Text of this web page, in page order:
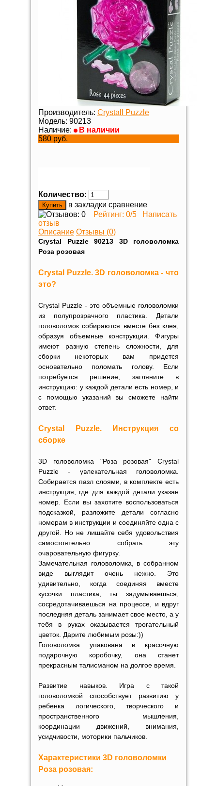
Производитель: Crystall Puzzle
Модель: 90213
Наличие:
В наличии
580 руб.
Количество:
в закладки сравнение
Рейтинг: 0/5
Написать
отзыв
Описание Отзывы (0)
Crystal Puzzle 90213 3D головоломка
Роза розовая
Crystal Puzzle. 3D головоломка - что
это?
Crystal Puzzle - это объемные головоломки
из полупрозрачного пластика. Детали
головоломок собираются вместе без клея,
образуя объемные конструкции. Фигуры
имеют разную степень сложности, для
сборки некоторых вам придется
основательно поломать голову. Если
потребуется решение, загляните в
инструкцию: у каждой детали есть номер, и
с помощью указаний вы сможете найти
ответ.
Crystal Puzzle. Инструкция со
сборке
3D головоломка "Роза розовая" Crystal
Puzzle - увлекательная головоломка.
Собирается пазл слоями, в комплекте есть
инструкция, где для каждой детали указан
номер. Если вы захотите воспользоваться
подсказкой, разложите детали согласно
номерам в инструкции и соединяйте одна с
другой. Но не лишайте себя удовольствия
самостоятельно собрать эту
очаровательную фигурку.
Замечательная головоломка, в собранном
виде выглядит очень нежно. Это
удивительно, когда соединяя вместе
кусочки пластика, ты задумываешься,
сосредотачиваешься на процессе, и вдруг
последняя деталь занимает свое место, а у
тебя в руках оказывается трогательный
цветок. Дарите любимым розы:))
Головоломка упакована в красочную
подарочную коробочку, она станет
прекрасным талисманом на долгое время.
Развитие навыков. Игра с такой
головоломкой способствует развитию у
ребенка логического, творческого и
пространственного мышления,
координации движений, внимания,
усидчивости, моторики пальчиков.
Характеристики 3D головоломки
Роза розовая: